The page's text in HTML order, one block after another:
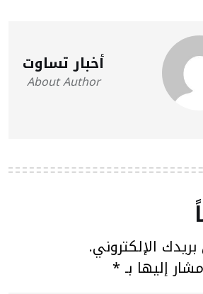
أخبار تساوت
About Author
الإلكتروني.
إليها بـ *